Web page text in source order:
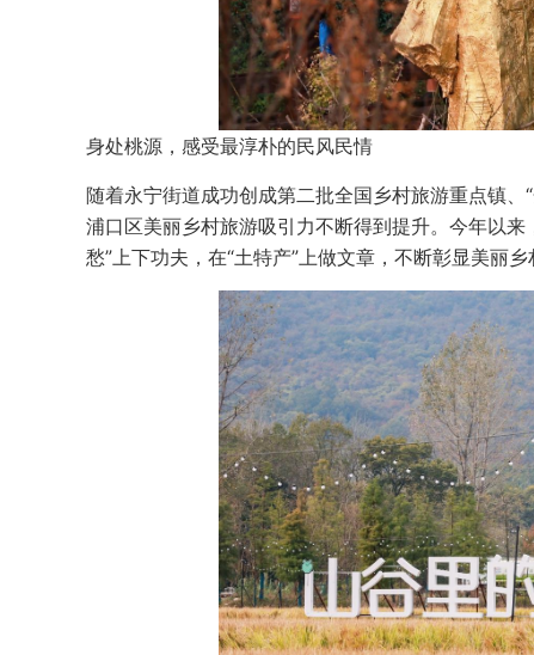
身处桃源，感受最淳朴的民风民情
随着永宁街道成功创成第二批全国乡村旅游重点镇、
浦口区美丽乡村旅游吸引力不断得到提升。今年以来
愁”上下功夫，在“土特产”上做文章，不断彰显美丽乡